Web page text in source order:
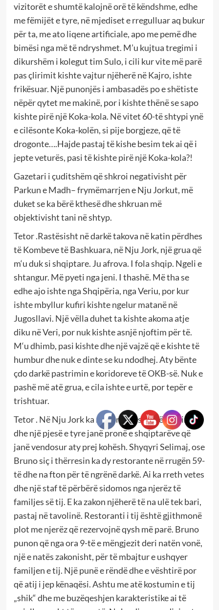
vizitorët e shumtë kalojnë orë të këndshme, edhe
me fëmijët e tyre, në mjediset e rregulluar aq bukur
për ta, me ato liqene artificiale, apo me pemë dhe
bimësi nga më të ndryshmet. M’u kujtua tregimi i
dikurshëm i kolegut tim Sulo, i cili kur vite më parë
pas çlirimit kishte vajtur njëherë në Kajro, ishte
frikësuar. Një punonjës i ambasadës po e shëtiste
nëpër qytet me makinë, por i kishte thënë se sapo
kishte pirë një Koka-kola. Në vitet 60-të shtypi ynë
e cilësonte Koka-kolën, si pije borgjeze, që të
drogonte….Hajde pastaj të kishe besim tek ai që i
jepte veturës, pasi të kishte pirë një Koka-kola?!
Gazetari i çuditshëm që shkroi negativisht për
Parkun e Madh– frymëmarrjen e Nju Jorkut, më
duket se ka bërë kthesë dhe shkruan më
objektivisht tani në shtyp.
Tetor .Rastësisht në darkë takova në katin përdhes
të Kombeve të Bashkuara, në Nju Jork, një grua që
m‘u duk si shqiptare. Ju afrova. I fola shqip. Ngeli e
shtangur. Më pyeti nga jeni. I thashë. Më tha se
edhe ajo ishte nga Shqipëria, nga Veriu, por kur
ishte mbyllur kufiri kishte ngelur matanë në
Jugosllavi. Një vëlla duhet ta kishte akoma atje
diku në Veri, por nuk kishte asnjë njoftim për të.
M‘u dhimb, pasi kishte dhe një vajzë që e kishte të
humbur dhe nuk e dinte se ku ndodhej. Aty bënte
çdo darkë pastrimin e koridoreve të OKB-së. Nuk e
pashë më atë grua, e cila ishte e urtë, por tepër e
trishtuar.
Tetor . Në Nju Jork ka restorante shumë të mira
dhe një pjesë e tyre janë pronë e shqiptarëve që
janë vendosur aty prej kohësh. Shyqyri Selimaj, ose
Bruno siç i thërresin ka dy restorante në rrugën 59-
të dhe na fton për të ngrënë darkë. Ai ka rreth vetes
dhe një staf të përbërë sidomos nga njerëz të
familjes së tij. E ka zakon njëherë të na ulë tek bari,
pastaj në tavolinë. Restoranti i tij është gjithmonë
plot me njerëz që rezervojnë qysh më parë. Bruno
punon që nga ora 9-të e mëngjezit deri natën vonë,
një e natës zakonisht, për të mbajtur e ushqyer
familjen e tij. Një punë e rëndë dhe e vështirë por
që atij i jep kënaqësi. Ashtu me atë kostumin e tij
„shik“ dhe me buzëqeshjen karakteristike ai të